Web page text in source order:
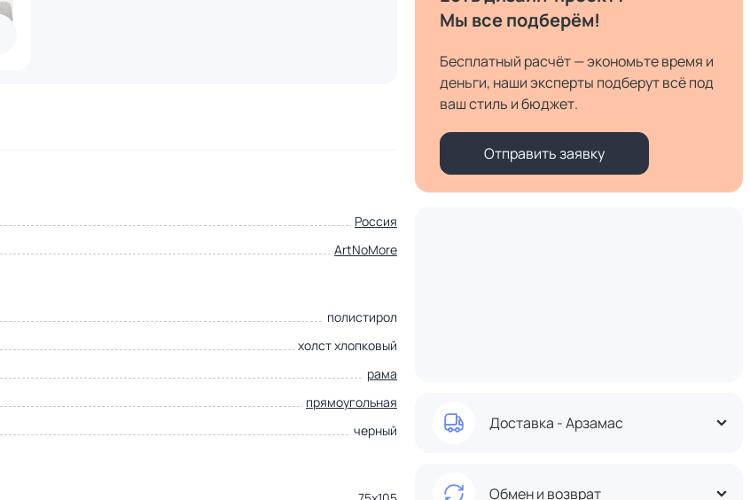
Россия
ArtNoMore
полистирол
холст хлопковый
рама
прямоугольная
черный
Мы все подберём!
Бесплатный расчёт — экономьте время и
деньги, наши эксперты подберут всё под
ваш стиль и бюджет.
Отправить заявку
Доставка - Арзамас
Обмен и возврат